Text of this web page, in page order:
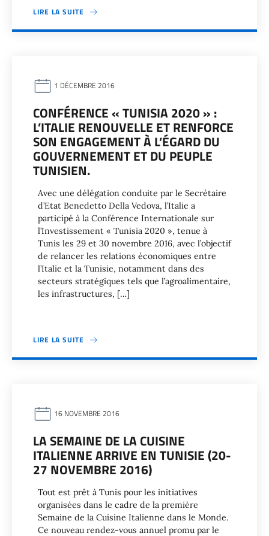
LIRE LA SUITE
1 DÉCEMBRE 2016
CONFÉRENCE « TUNISIA 2020 » :
L’ITALIE RENOUVELLE ET RENFORCE
SON ENGAGEMENT À L’ÉGARD DU
GOUVERNEMENT ET DU PEUPLE
TUNISIEN.
Avec une délégation conduite par le Secrétaire
d’Etat Benedetto Della Vedova, l’Italie a
participé à la Conférence Internationale sur
l’Investissement « Tunisia 2020 », tenue à
Tunis les 29 et 30 novembre 2016, avec l’objectif
de relancer les relations économiques entre
l’Italie et la Tunisie, notamment dans des
secteurs stratégiques tels que l’agroalimentaire,
les infrastructures, […]
LIRE LA SUITE
16 NOVEMBRE 2016
LA SEMAINE DE LA CUISINE
ITALIENNE ARRIVE EN TUNISIE (20-
27 NOVEMBRE 2016)
Tout est prêt à Tunis pour les initiatives
organisées dans le cadre de la première
Semaine de la Cuisine Italienne dans le Monde.
Ce nouveau rendez-vous annuel promu par le